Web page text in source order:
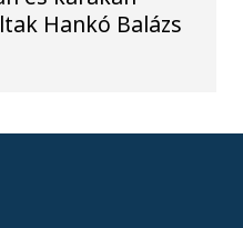
Hankó Balázs